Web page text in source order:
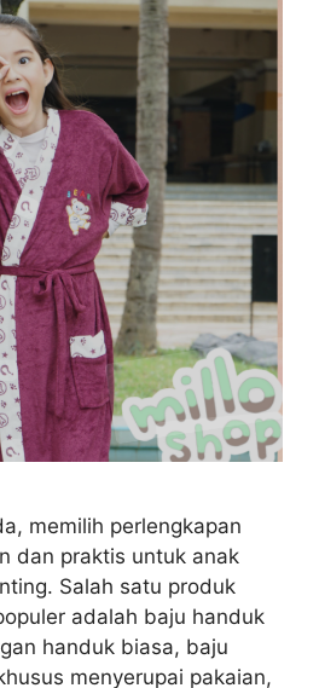
memilih perlengkapan
dan praktis untuk anak
Salah satu produk
adalah baju handuk
handuk biasa, baju
menyerupai pakaian,